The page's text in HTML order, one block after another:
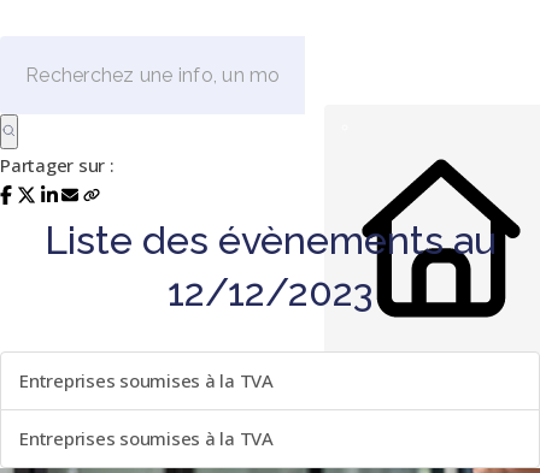
Partager sur :
Liste des évènements au
12/12/2023
Entreprises soumises à la TVA
Entreprises soumises à la TVA